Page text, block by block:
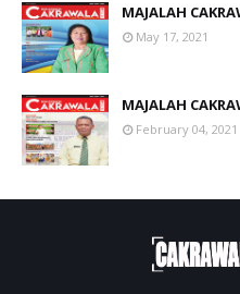
MAJALAH
May 17, 2021
MAJALAH
February 04, 2021